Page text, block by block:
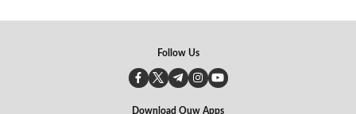
Follow Us
Download Ouw Apps